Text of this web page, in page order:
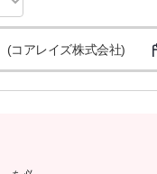
コアレイズ株式会社)